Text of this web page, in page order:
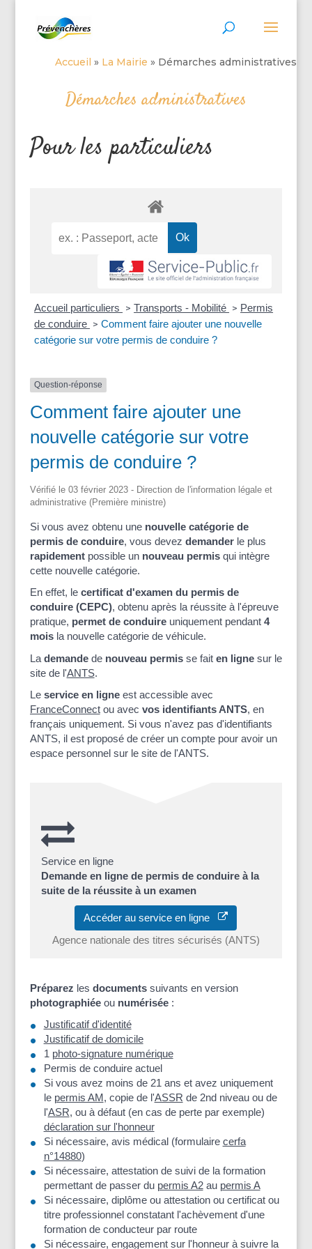
Accueil » La Mairie » Démarches administratives
Démarches administratives
Pour les particuliers
Accueil particuliers > Transports - Mobilité > Permis
de conduire > Comment faire ajouter une nouvelle
catégorie sur votre permis de conduire ?
Question-réponse
Comment faire ajouter une
nouvelle catégorie sur votre
permis de conduire ?
Vérifié le 03 février 2023 - Direction de l'information légale et
administrative (Première ministre)
Si vous avez obtenu une nouvelle catégorie de
permis de conduire, vous devez demanderle plus
rapidementpossible un nouveau permisqui intègre
cette nouvelle catégorie.
En effet, le certificat d'examen du permis de
conduire (CEPC), obtenu après la réussite à l'épreuve
pratique, permet de conduire uniquement pendant 4
moisla nouvelle catégorie de véhicule.
La demandede nouveau permisse fait en lignesur le
site de l'ANTS.
Leservice en ligneest accessible avec
FranceConnectou avec vos identifiants ANTS, en
français uniquement. Si vous n'avez pas d'identifiants
ANTS, il est proposé de créer un compte pour avoir un
espace personnel sur le site de l'ANTS.
Service en ligne
Demande en ligne de permis de conduire à la
suite de la réussite à un examen
Accéder au service en ligne
Agence nationale des titres sécurisés (ANTS)
Préparez les documentssuivants en version
photographiéeou numérisée:
Justificatif d'identité
Justificatif de domicile
1 photo-signature numérique
Permis de conduire actuel
Si vous avez moins de 21 ans et avez uniquement
le permis AM, copie de l'ASSR de 2ndniveau ou de
l'ASR, ou à défaut (en cas de perte par exemple)
déclaration sur l'honneur
Si nécessaire, avis médical (formulaire cerfa
n°14880)
Si nécessaire, attestation de suivi de la formation
permettant de passer du permis A2au permis A
Si nécessaire, diplôme ou attestation ou certificat ou
titre professionnel constatant l'achèvement d'une
formation de conducteur par route
Si nécessaire, engagement sur l'honneur à suivre la